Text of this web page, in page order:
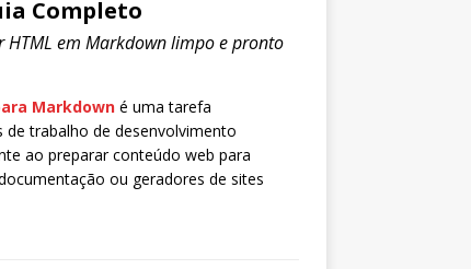
Completo
HTML em Markdown limpo e pronto
Markdowné uma tarefa
trabalho de desenvolvimento
ao preparar conteúdo web para
ou geradores de sites